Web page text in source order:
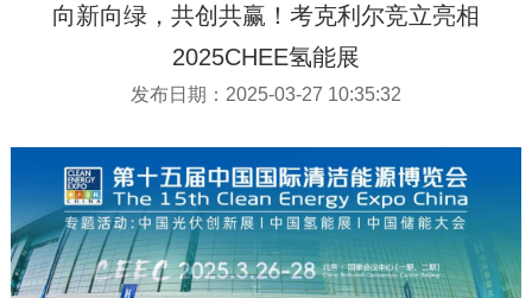
向新向绿，共创共赢！考克利尔竞立亮相
2025CHEE氢能展
发布日期：2025-03-27 10:35:32